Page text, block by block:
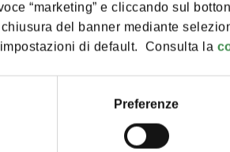
“marketing” e cliccando sul
chiusura del banner mediante
di default. Consulta la
Preferenze
non significa più
Si introducono texture
Tutti prodotti che, se scelti con
senza una reale necessità.
più essenziali e delicate. Non
su pochi passaggi ben tollerati: